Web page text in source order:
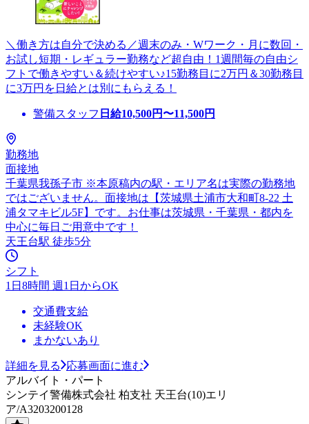
＼働き方は自分で決める／週末のみ・Wワーク・月に数回・
お試し短期・レギュラー勤務など超自由！1週間毎の自由シ
フトで働きやすい＆続けやすい♪15勤務目に2万円＆30勤務目
に3万円を日給とは別にもらえる！
警備スタッフ 日給10,500円〜11,500円
勤務地
面接地
千葉県我孫子市 ※本原稿内の駅・エリア名は実際の勤務地
ではございません。面接地は【茨城県土浦市大和町8-22 土
浦タマキビル5F】です。お仕事は茨城県・千葉県・都内を
中心に毎日ご用意中です！
天王台駅 徒歩5分
シフト
1日8時間 週1日からOK
交通費支給
未経験OK
まかないあり
詳細を見る
応募画面に進む
アルバイト・パート
シンテイ警備株式会社 柏支社 天王台(10)エリ
ア/A3203200128